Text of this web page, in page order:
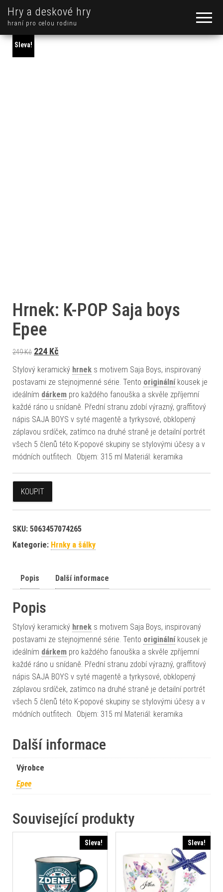
Hry a deskové hry
hraní pro celou rodinu
Sleva!
Hrnek: K-POP Saja boys
Epee
249Kč Původní cena byla: 249 Kč.
224 Kč
Stylový keramický hrnek s motivem Saja Boys, inspirovaný
postavami ze stejnojmenné série. Tento originálníkousek je
ideálním dárkem pro každého fanouška a skvěle zpříjemní
každé ráno u snídaně. Přední stranu zdobí výrazný, graffitový
nápis SAJA BOYS v syté magentě a tyrkysové, obklopený
záplavou srdíček, zatímco na druhé straně je detailní portrét
všech 5 členů této K-popové skupiny se stylovými účesy a v
módních outfitech. Objem: 315 ml Materiál: keramika
KOUPIT
SKU: 5063457074265
Kategorie: Hrnky a šálky
Popis Další informace
Popis
Stylový keramický hrnek s motivem Saja Boys, inspirovaný
postavami ze stejnojmenné série. Tento originálníkousek je
ideálním dárkem pro každého fanouška a skvěle zpříjemní
každé ráno u snídaně. Přední stranu zdobí výrazný, graffitový
nápis SAJA BOYS v syté magentě a tyrkysové, obklopený
záplavou srdíček, zatímco na druhé straně je detailní portrét
všech 5 členů této K-popové skupiny se stylovými účesy a v
módních outfitech. Objem: 315 ml Materiál: keramika
Další informace
Výrobce
Epee
Související produkty
Sleva! Sleva!